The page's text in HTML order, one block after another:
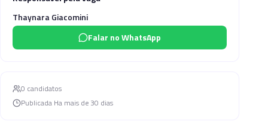
Thaynara Giacomini
Falar no WhatsApp
0 candidatos
Publicada Ha mais de 30 dias